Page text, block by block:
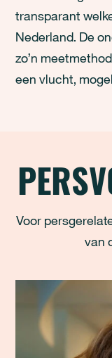
transparant
Nederland. De
zo’n
een vlucht,
Voor
van